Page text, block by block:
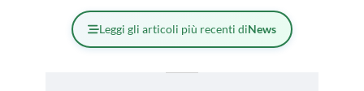
Leggi gli articoli più recenti diNews